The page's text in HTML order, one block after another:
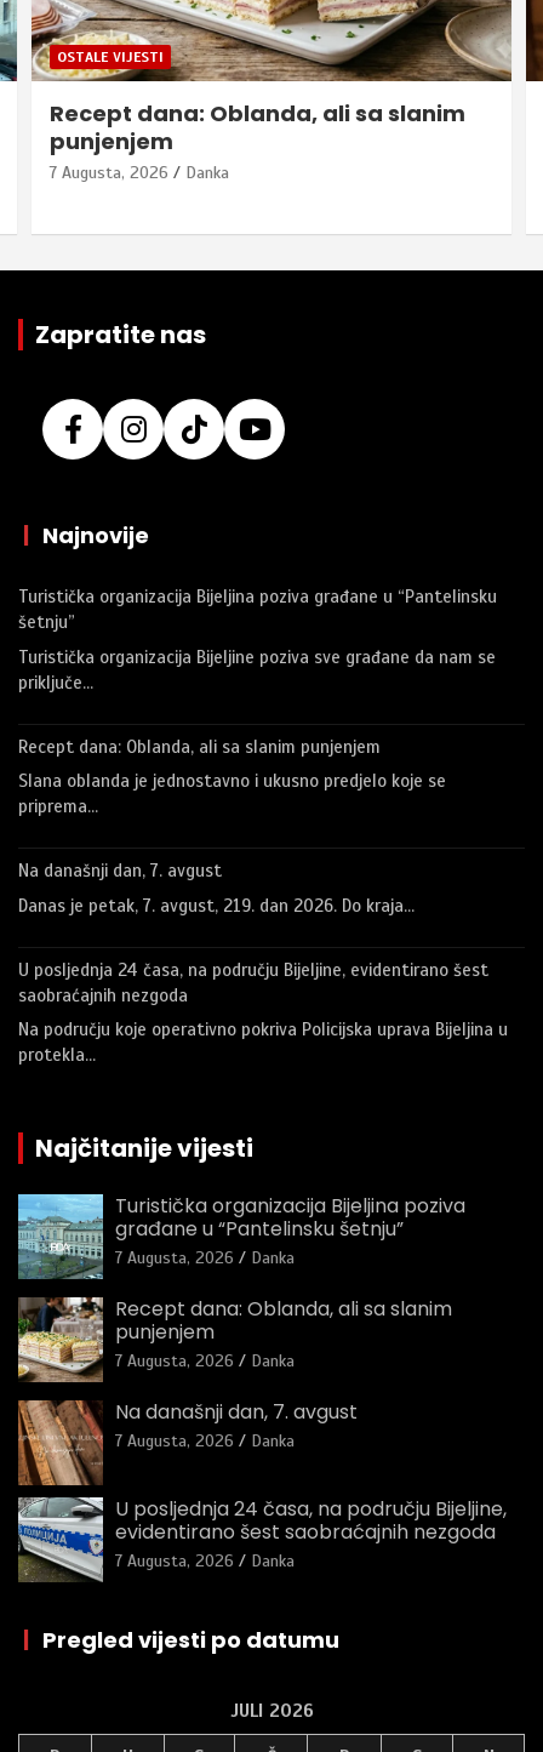
OSTALE VIJESTI
Recept dana: Oblanda, ali sa slanim
punjenjem
7 Augusta, 2026 Danka
Zapratite nas
| Najnovije
Turistička organizacija Bijeljina poziva građane u “Pantelinsku
šetnju”
Turistička organizacija Bijeljine poziva sve građane da nam se
priključe…
Recept dana: Oblanda, ali sa slanim punjenjem
Slana oblanda je jednostavno i ukusno predjelo koje se
priprema…
Na današnji dan, 7. avgust
Danas je petak, 7. avgust, 219. dan 2026. Do kraja…
U posljednja 24 časa, na području Bijeljine, evidentirano šest
saobraćajnih nezgoda
Na području koje operativno pokriva Policijska uprava Bijeljina u
protekla…
Najčitanije vijesti
Turistička organizacija Bijeljina poziva
građane u “Pantelinsku šetnju”
7 Augusta, 2026 Danka
Recept dana: Oblanda, ali sa slanim
punjenjem
7 Augusta, 2026 Danka
Na današnji dan, 7. avgust
7 Augusta, 2026 Danka
U posljednja 24 časa, na području Bijeljine,
evidentirano šest saobraćajnih nezgoda
7 Augusta, 2026 Danka
| Pregled vijesti po datumu
JULI 2026